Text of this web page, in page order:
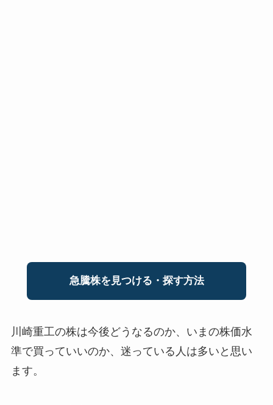
急騰株を見つける・探す方法
川崎重工の株は今後どうなるのか、いまの株価水
準で買っていいのか、迷っている人は多いと思い
ます。